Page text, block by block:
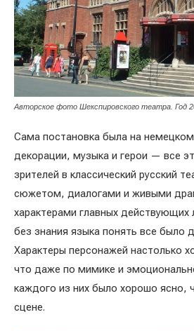
Авторское фото Шекспировского театра. Год
Сама постановка была на
декорации, музыка и герои — все
зрителей в классический русский
сюжетом, диалогами и живыми
характерами главных
без знания языка понять все было
Характеры персонажей настолько
что даже по мимике и
каждого из них было хорошо ясно,
сцене.